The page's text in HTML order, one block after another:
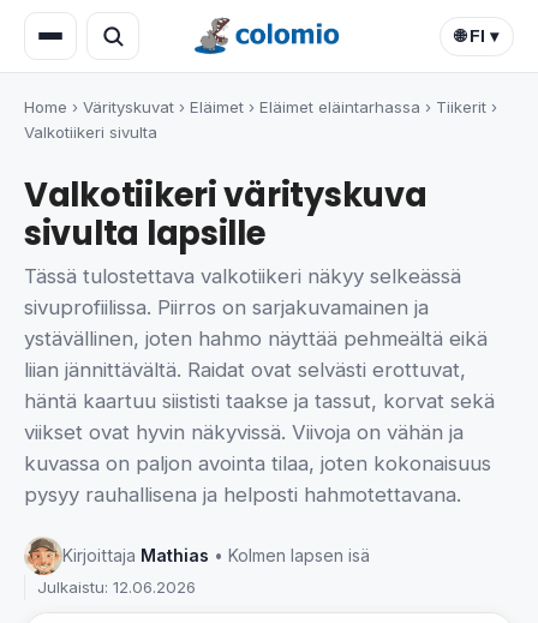
🌐 FI ▾
Home › Värityskuvat › Eläimet › Eläimet eläintarhassa › Tiikerit ›
Valkotiikeri sivulta
Valkotiikeri värityskuva
sivulta lapsille
Tässä tulostettava valkotiikeri näkyy selkeässä
sivuprofiilissa. Piirros on sarjakuvamainen ja
ystävällinen, joten hahmo näyttää pehmeältä eikä
liian jännittävältä. Raidat ovat selvästi erottuvat,
häntä kaartuu siististi taakse ja tassut, korvat sekä
viikset ovat hyvin näkyvissä. Viivoja on vähän ja
kuvassa on paljon avointa tilaa, joten kokonaisuus
pysyy rauhallisena ja helposti hahmotettavana.
Kirjoittaja Mathias • Kolmen lapsen isä
Julkaistu: 12.06.2026